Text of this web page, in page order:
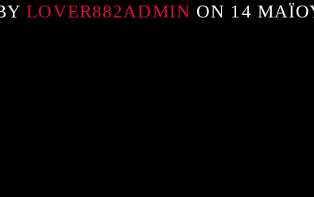
LOVER882ADMIN ON 14